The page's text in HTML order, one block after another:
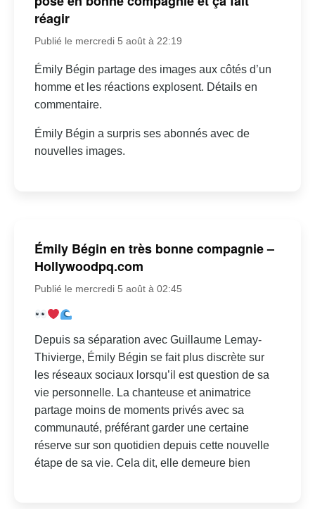
réagir
Publié le mercredi 5 août à 22:19
Émily Bégin partage des images aux côtés d’un
homme et les réactions explosent. Détails en
commentaire.
Émily Bégin a surpris ses abonnés avec de
nouvelles images.
Émily Bégin en très bonne compagnie –
Hollywoodpq.com
Publié le mercredi 5 août à 02:45
Depuis sa séparation avec Guillaume Lemay-
Thivierge, Émily Bégin se fait plus discrète sur
les réseaux sociaux lorsqu’il est question de sa
vie personnelle. La chanteuse et animatrice
partage moins de moments privés avec sa
communauté, préférant garder une certaine
réserve sur son quotidien depuis cette nouvelle
étape de sa vie. Cela dit, elle demeure bien